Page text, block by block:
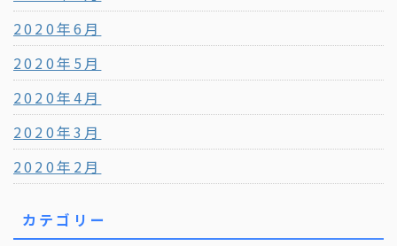
2020年6月
2020年5月
2020年4月
2020年3月
2020年2月
カテゴリー